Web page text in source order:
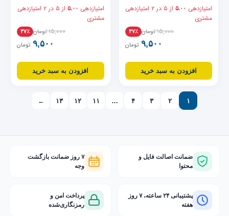
ارزش مکانی
امتیازدهی ۵.۰۰ از ۵ در ۲ امتیازدهی
مشتری
۱۵,۰۰۰ تومان ۳۷٪
۹,۵۰۰ تومان
افزودن به سبد خرید
امتیازدهی ۵.۰۰ از ۵ در ۲ امتیازدهی
مشتری
۱۵,۰۰۰ تومان ۳۷٪
۹,۵۰۰ تومان
افزودن به سبد خرید
۱ ۲ ۳ ۴ … ۱۱ ۱۲ ۱۳ ←
ضمانت اصالت فایل و
محتوا
۷ روز ضمانت بازگشت
وجه
پشتیبانی ۲۴ ساعته، ۷ روز
هفته
پرداخت امن و
رمزنگاری‌شده